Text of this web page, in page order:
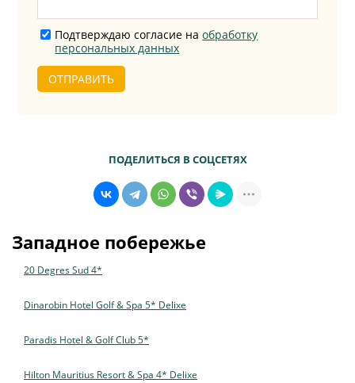
Подтверждаю согласие наобработку
персональных данных
ОТПРАВИТЬ
ПОДЕЛИТЬСЯ В СОЦСЕТЯХ
Западное побережье
20 Degres Sud 4*
Dinarobin Hotel Golf & Spa 5* Delixe
Paradis Hotel & Golf Club 5*
Hilton Mauritius Resort & Spa 4* Delixe